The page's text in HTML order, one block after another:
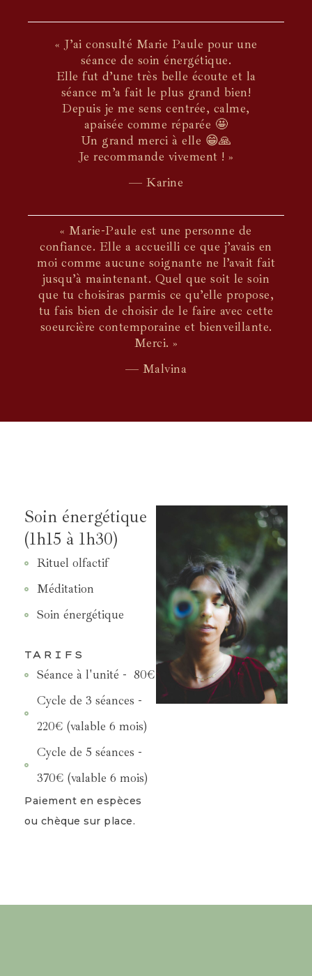
« J’ai consulté Marie Paule pour une
séance de soin énergétique.
Elle fut d’une très belle écoute et la
séance m’a fait le plus grand bien!
Depuis je me sens centrée, calme,
apaisée comme réparée 🤩
Un grand merci à elle 😁🙏
Je recommande vivement ! »
— Karine
« Marie-Paule est une personne de
confiance. Elle a accueilli ce que j’avais en
moi comme aucune soignante ne l’avait fait
jusqu’à maintenant. Quel que soit le soin
que tu choisiras parmis ce qu’elle propose,
tu fais bien de choisir de le faire avec cette
soeurcière contemporaine et bienveillante.
Merci. »
— Malvina
Soin énergétique
(1h15 à 1h30)
Rituel olfactif
Méditation
Soin énergétique
TARIFS
Séance à l'unité - 80€
Cycle de 3 séances -
220€ (valable 6 mois)
Cycle de 5 séances -
370€ (valable 6 mois)
Paiement en espèces
ou chèque sur place.